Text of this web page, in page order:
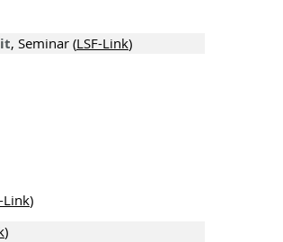
, Seminar (LSF-Link)
Link)
)